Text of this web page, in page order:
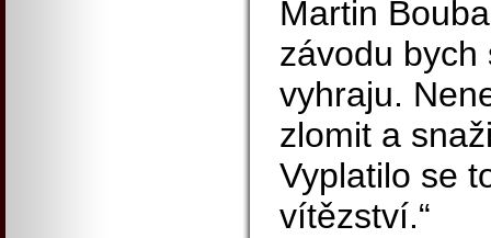
Martin
závodu bych
vyhraju.
zlomit a
Vyplatilo se
vítězství.“